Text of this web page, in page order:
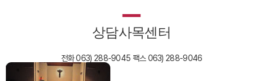
상담사목센터
전화 063) 288-9045 팩스 063) 288-9046